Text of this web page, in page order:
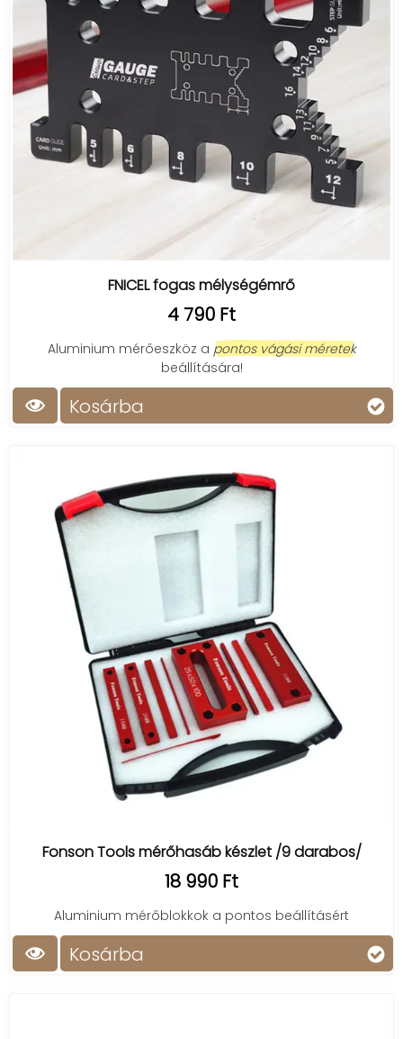
FNICEL fogas mélységémrő
4 790 Ft
Aluminium mérőeszköz a pontos vágási méretek
beállítására!
Kosárba
Fonson Tools mérőhasáb készlet /9 darabos/
18 990 Ft
Aluminium mérőblokkok a pontos beállításért
Kosárba